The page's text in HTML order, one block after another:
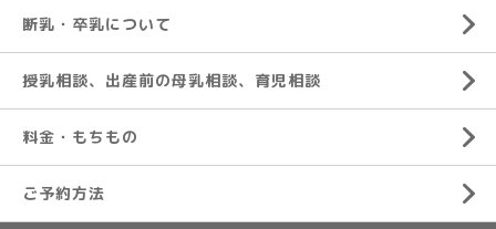
断乳・卒乳について
授乳相談、出産前の母乳相談、育児相談
料金・もちもの
ご予約方法